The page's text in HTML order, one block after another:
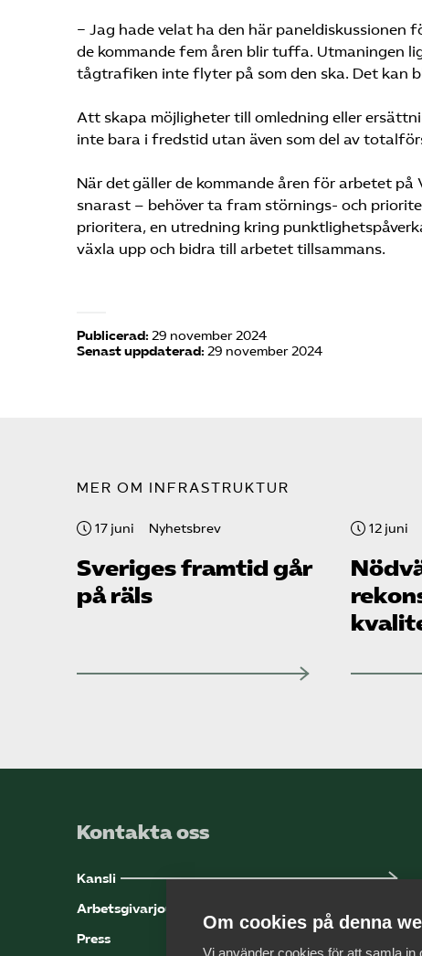
− Jag hade velat ha den här paneldiskussionen
de kommande fem åren blir tuffa. Utmaningen
tågtrafiken inte flyter på som den ska. Det kan
Att skapa möjligheter till omledning eller
inte bara i fredstid utan även som del av
När det gäller de kommande åren för arbetet
snarast – behöver ta fram störnings- och
prioritera, en utredning kring
växla upp och bidra till arbetet tillsammans.
Publicerad: 29 november 2024
Senast uppdaterad: 29 november 2024
MER OM INFRASTRUKTUR
17 juni Nyhetsbrev
Sveriges framtid går
på räls
12 juni
Kontakta oss
Kansli
Arbetsgivarjouren
Press
Om cookies på denna
Vi använder cookies för att samla